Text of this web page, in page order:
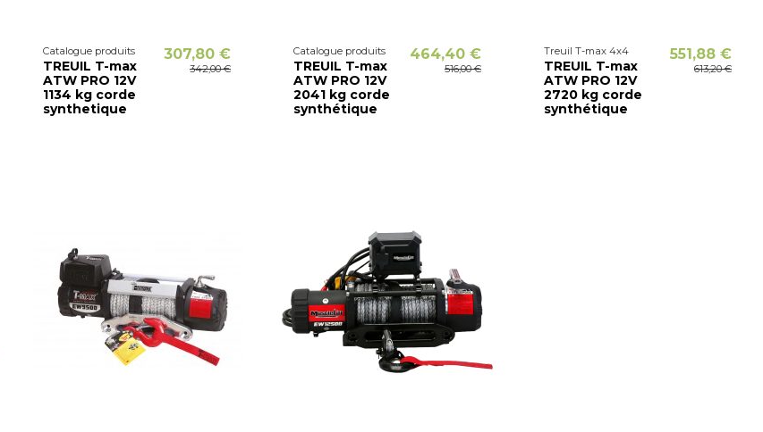
Catalogue produits
TREUIL T-max
ATW PRO 12V
1134 kg corde
synthetique
307,80 €
342,00 €
Catalogue produits
TREUIL T-max
ATW PRO 12V
2041 kg corde
synthétique
464,40 €
516,00 €
Treuil T-max 4x4
TREUIL T-max
ATW PRO 12V
2720 kg corde
synthétique
551,88 €
613,20 €